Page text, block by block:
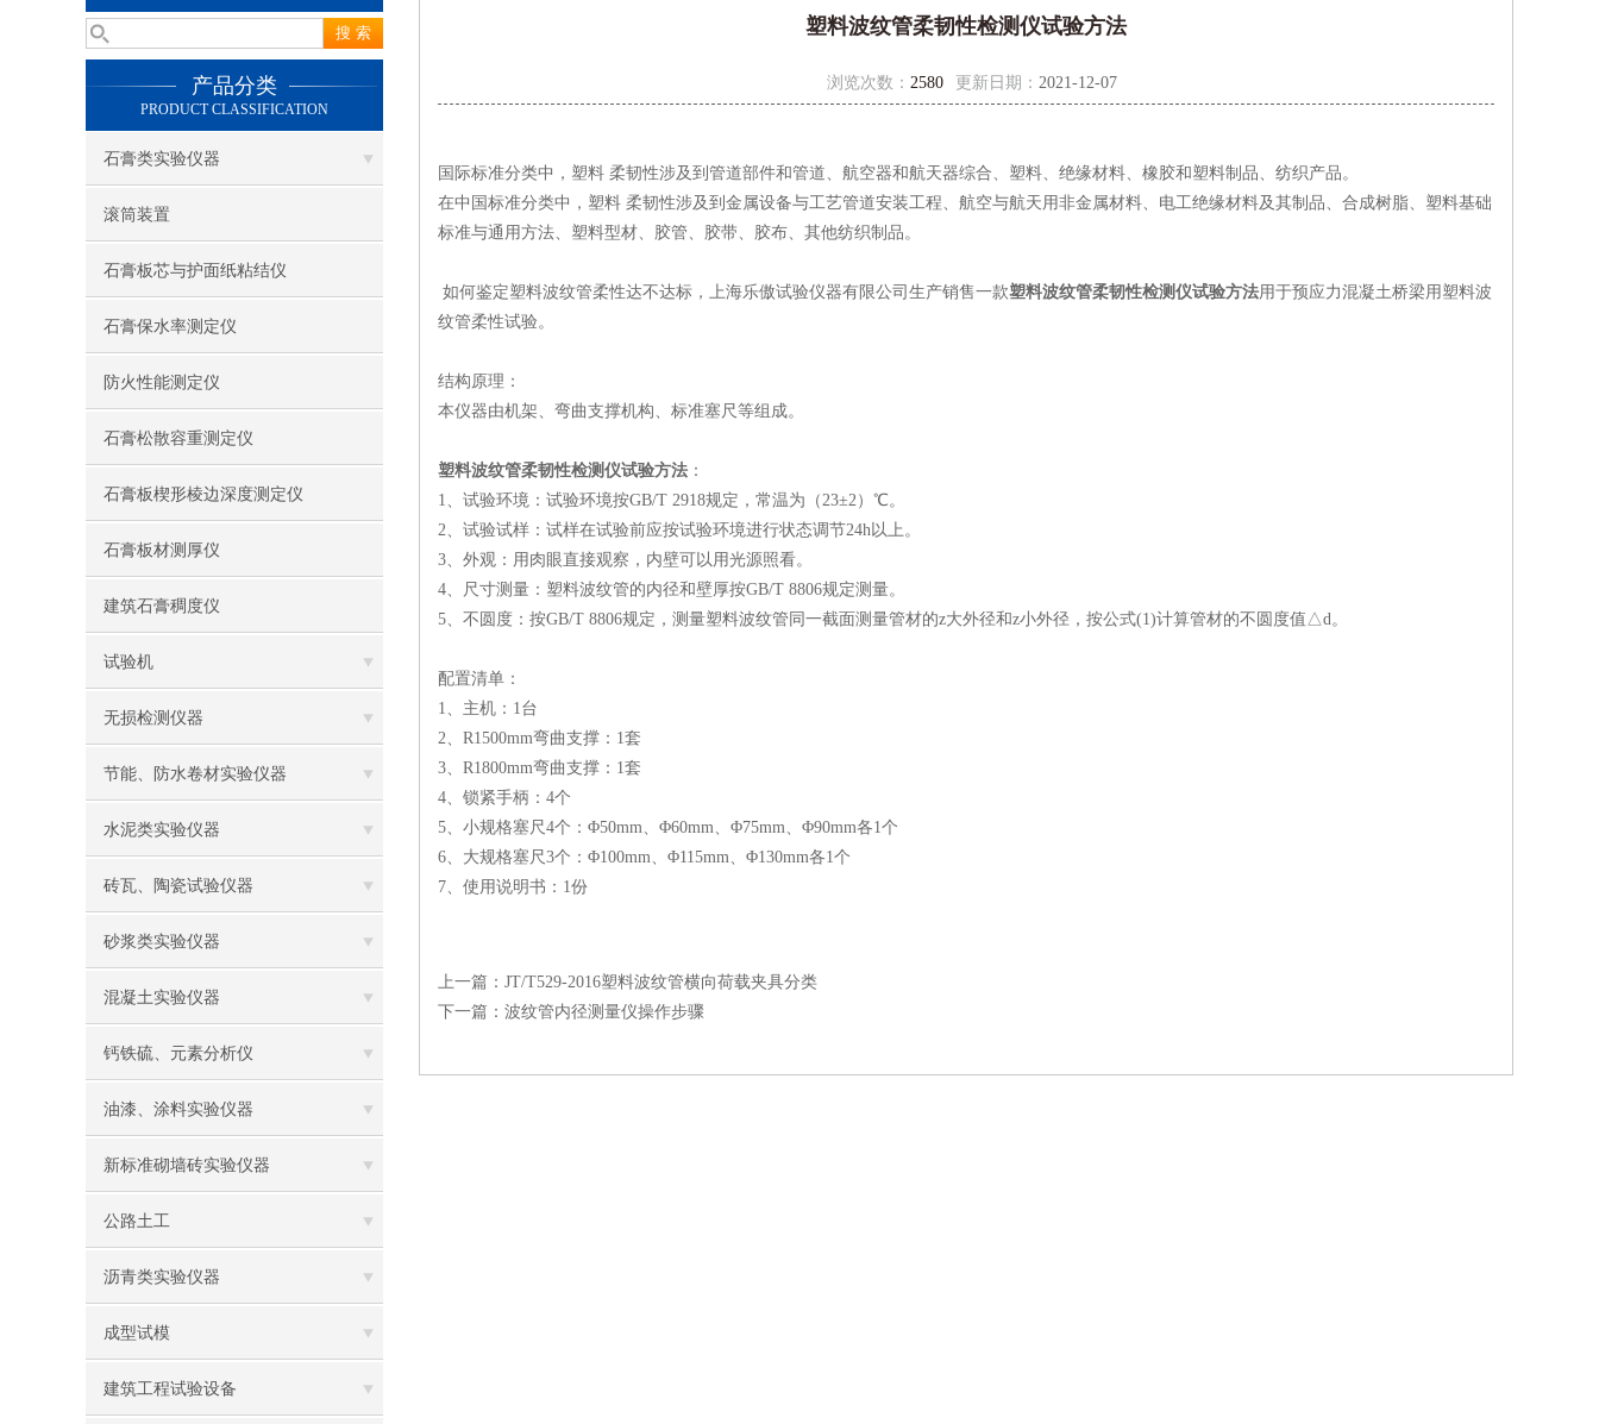
产品分类
PRODUCT CLASSIFICATION
石膏类实验仪器
滚筒装置
石膏板芯与护面纸粘结仪
石膏保水率测定仪
防火性能测定仪
石膏松散容重测定仪
石膏板楔形棱边深度测定仪
石膏板材测厚仪
建筑石膏稠度仪
试验机
无损检测仪器
节能、防水卷材实验仪器
水泥类实验仪器
砖瓦、陶瓷试验仪器
砂浆类实验仪器
混凝土实验仪器
钙铁硫、元素分析仪
油漆、涂料实验仪器
新标准砌墙砖实验仪器
公路土工
沥青类实验仪器
成型试模
建筑工程试验设备
塑料波纹管柔韧性检测仪试验方法
浏览次数： 2580 更新日期： 2021-12-07
国际标准分类中，塑料 柔韧性涉及到管道部件和管道、航空器和航天器综合、塑料、绝缘材料、橡胶和塑料制品、纺织产品。
在中国标准分类中，塑料 柔韧性涉及到金属设备与工艺管道安装工程、航空与航天用非金属材料、电工绝缘材料及其制品、合成树脂、塑料基础
标准与通用方法、塑料型材、胶管、胶带、胶布、其他纺织制品。
如何鉴定塑料波纹管柔性达不达标，上海乐傲试验仪器有限公司生产销售一款塑料波纹管柔韧性检测仪试验方法用于预应力混凝土桥梁用塑料波
纹管柔性试验。
结构原理：
本仪器由机架、弯曲支撑机构、标准塞尺等组成。
塑料波纹管柔韧性检测仪试验方法 ：
1、试验环境：试验环境按GB/T 2918规定，常温为（23±2）℃。
2、试验试样：试样在试验前应按试验环境进行状态调节24h以上。
3、外观：用肉眼直接观察，内壁可以用光源照看。
4、尺寸测量：塑料波纹管的内径和壁厚按GB/T 8806规定测量。
5、不圆度：按GB/T 8806规定，测量塑料波纹管同一截面测量管材的z大外径和z小外径，按公式(1)计算管材的不圆度值△d。
配置清单：
1、主机：1台
2、R1500mm弯曲支撑：1套
3、R1800mm弯曲支撑：1套
4、锁紧手柄：4个
5、小规格塞尺4个：Φ50mm、Φ60mm、Φ75mm、Φ90mm各1个
6、大规格塞尺3个：Φ100mm、Φ115mm、Φ130mm各1个
7、使用说明书：1份
上一篇： JT/T529-2016塑料波纹管横向荷载夹具分类
下一篇： 波纹管内径测量仪操作步骤